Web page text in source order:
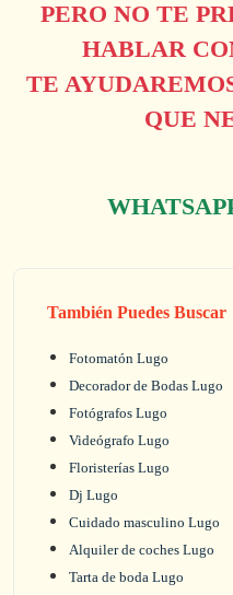
PERO NO TE
HABLAR
TE
QUE
También Puedes Buscar
Fotomatón Lugo
Decorador de Bodas Lugo
Fotógrafos Lugo
Videógrafo Lugo
Floristerías Lugo
Dj Lugo
Cuidado masculino Lugo
Alquiler de coches Lugo
Tarta de boda Lugo